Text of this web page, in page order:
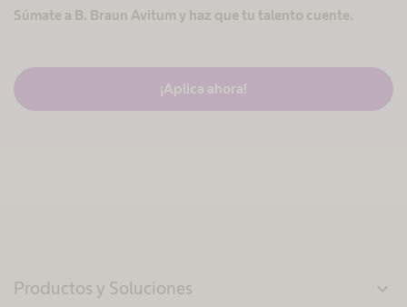
Súmate a B. Braun Avitum y haz que tu talento cuente.
¡Aplica ahora!
Productos y Soluciones expand_more